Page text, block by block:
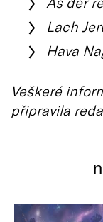
Lach
Hava
Veškeré
připravila